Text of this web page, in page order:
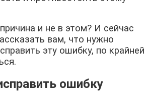
и не в этом? И сейчас
вам, что нужно
эту ошибку, по крайней
ошибку